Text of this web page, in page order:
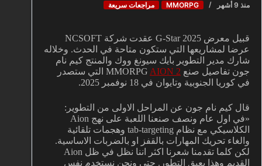
منذ 9 أشهر MMORPG مراجعات سريعة
قبيل معرض G-Star 2025 عقدت شركة NCSOFT
عرضا لمشاريعها التي ستكون متاحة في الحدث. وخلاله
شارك مدير التطوير بايك سيونغ ووك والمنتج كيم نام
جون تفاصيل صنع MMORPG AION 2
التي ستصدر
في كوريا الجنوبية وتايوان في 18 نوفمبر 2025.
قال كيم نام جون عن المراحل الاولى من التطوير:
«في اول عام ونصف صنعنا اللعبة على نهج Aion
الكلاسيكي مع نظام tab-targeting وهجمات تلقائية
والغاء تحريك المهارات بالقفز او بالضربات الاساسية.
لكن كلما تقدمنا شعرنا اكثر اننا نظل في ظل Aion
القديم وهذا يعيق التطور. حتى ونحن نستخدم نفس